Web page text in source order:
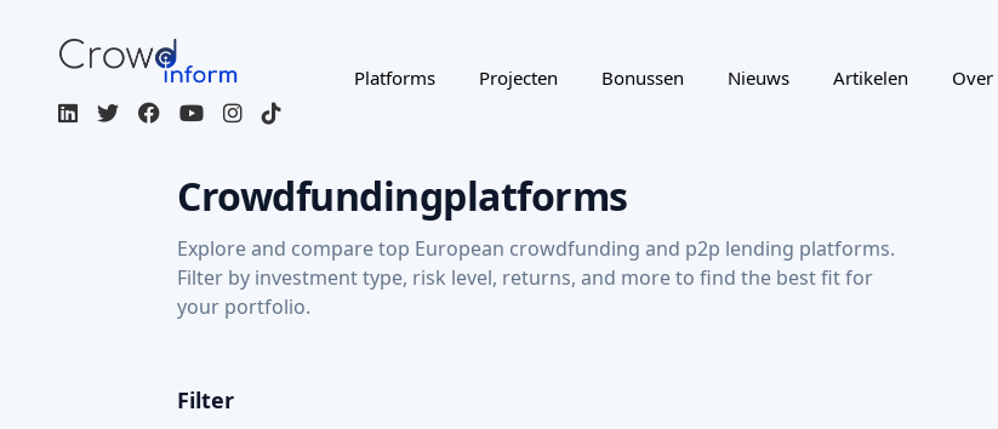
Platforms Projecten Bonussen Nieuws Artikelen Over
Crowdfundingplatforms
Explore and compare top European crowdfunding and p2p lending platforms.
Filter by investment type, risk level, returns, and more to find the best fit for
your portfolio.
Filter